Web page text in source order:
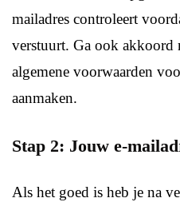
mailadres controleert
verstuurt. Ga ook akkoord
algemene voorwaarden
aanmaken.
Stap 2: Jouw e-
Als het goed is heb je na